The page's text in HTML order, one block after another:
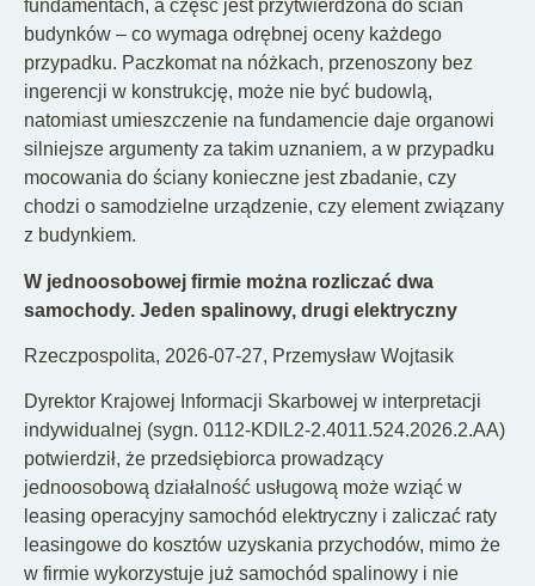
fundamentach, a część jest przytwierdzona do ścian
budynków – co wymaga odrębnej oceny każdego
przypadku. Paczkomat na nóżkach, przenoszony bez
ingerencji w konstrukcję, może nie być budowlą,
natomiast umieszczenie na fundamencie daje organowi
silniejsze argumenty za takim uznaniem, a w przypadku
mocowania do ściany konieczne jest zbadanie, czy
chodzi o samodzielne urządzenie, czy element związany
z budynkiem.
W jednoosobowej firmie można rozliczać dwa
samochody. Jeden spalinowy, drugi elektryczny
Rzeczpospolita, 2026-07-27, Przemysław Wojtasik
Dyrektor Krajowej Informacji Skarbowej w interpretacji
indywidualnej (sygn. 0112-KDIL2-2.4011.524.2026.2.AA)
potwierdził, że przedsiębiorca prowadzący
jednoosobową działalność usługową może wziąć w
leasing operacyjny samochód elektryczny i zaliczać raty
leasingowe do kosztów uzyskania przychodów, mimo że
w firmie wykorzystuje już samochód spalinowy i nie